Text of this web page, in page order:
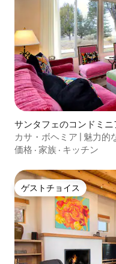
サンタフェのコンドミニ
カサ・ボヘミア | 魅力的
価格 · 家族 · キッチン
ゲストチョイス
ゲストチョイス